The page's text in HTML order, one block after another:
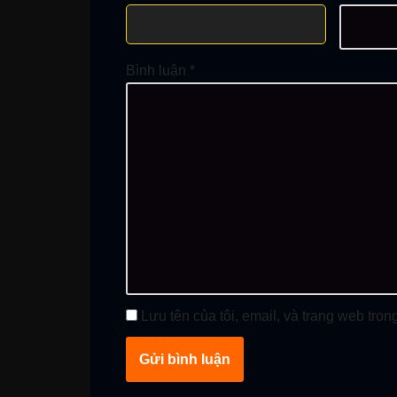
Bình luận *
Lưu tên của tôi, email, và trang web